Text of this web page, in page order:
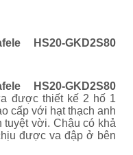
HS20-GKD2S80
HS20-GKD2S80
được thiết kế 2 hố 1
cấp với hạt thạch anh
tuyệt vời. Chậu có khả
được va đập ở bên